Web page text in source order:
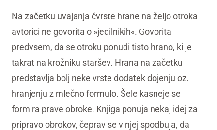
Na začetku uvajanja čvrste hrane na željo otroka
avtorici ne govorita o »jedilnikih«. Govorita
predvsem, da se otroku ponudi tisto hrano, ki je
takrat na krožniku staršev. Hrana na začetku
predstavlja bolj neke vrste dodatek dojenju oz.
hranjenju z mlečno formulo. Šele kasneje se
formira prave obroke. Knjiga ponuja nekaj idej za
pripravo obrokov, čeprav se v njej spodbuja, da